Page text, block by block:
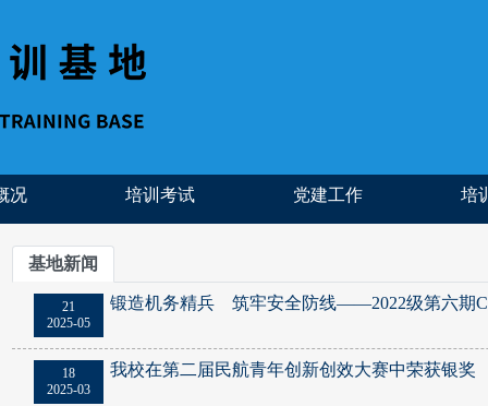
况 培训考试 党建工作 培
基地新闻
21
2025-05
锻造机务精兵 筑牢安全防线——2022级第六期
18
2025-03
我校在第二届民航青年创新创效大赛中荣获银奖